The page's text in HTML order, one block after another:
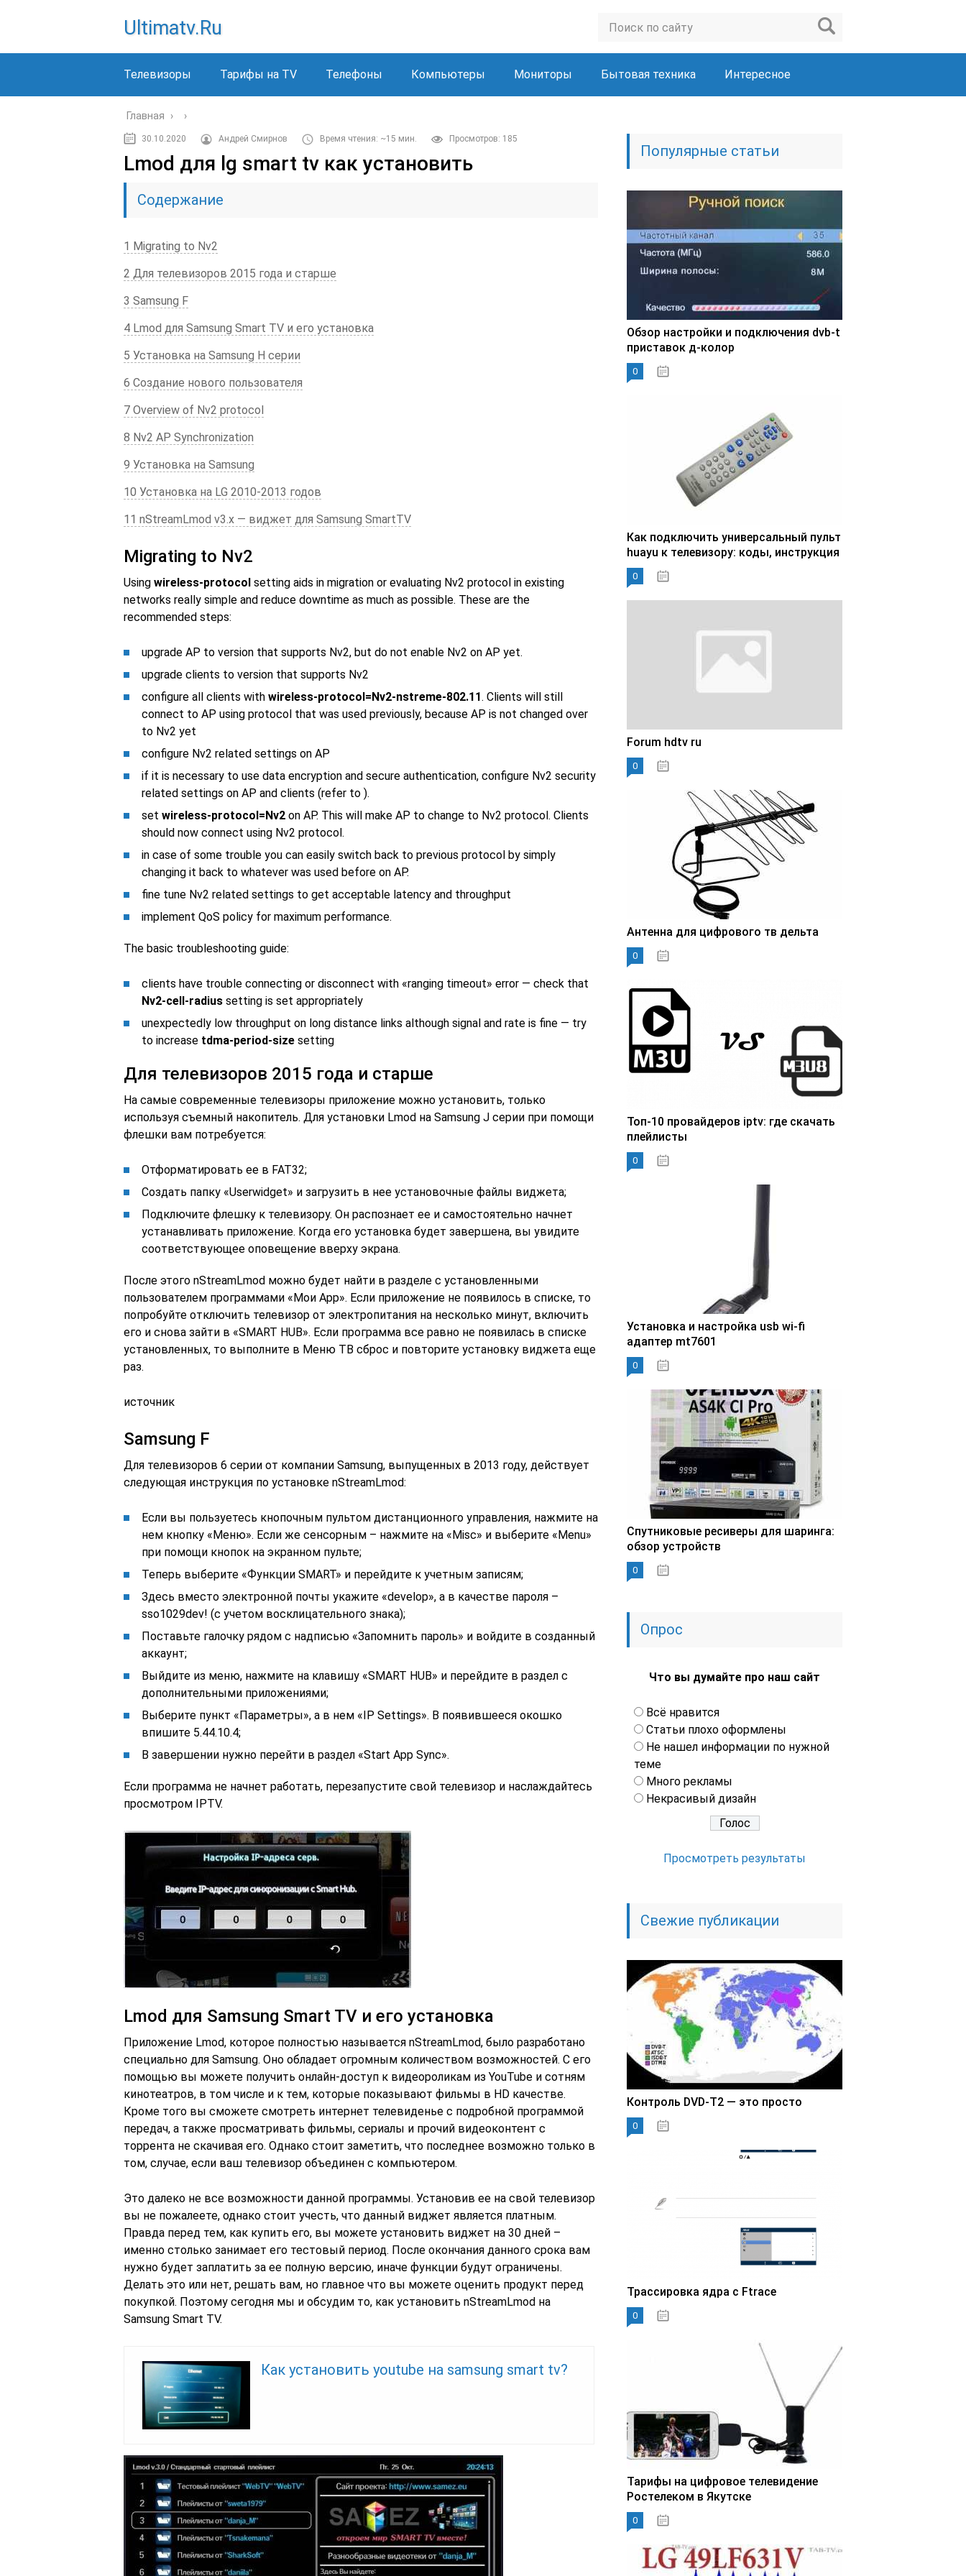
Ultimatv.ru
Телевизоры Тарифы на TV Телефоны Компьютеры Мониторы Бытовая техника Интересное
Главная › ›
30.10.2020 Андрей Смирнов Время чтения: ~15 мин. Просмотров: 185
Lmod для lg smart tv как установить
Содержание
1 Migrating to Nv2
2 Для телевизоров 2015 года и старше
3 Samsung F
4 Lmod для Samsung Smart TV и его установка
5 Установка на Samsung Н серии
6 Создание нового пользователя
7 Overview of Nv2 protocol
8 Nv2 AP Synchronization
9 Установка на Samsung
10 Установка на LG 2010-2013 годов
11 nStreamLmod v3.x — виджет для Samsung SmartTV
Migrating to Nv2
Using wireless-protocol setting aids in migration or evaluating Nv2 protocol in existing
networks really simple and reduce downtime as much as possible. These are the
recommended steps:
upgrade AP to version that supports Nv2, but do not enable Nv2 on AP yet.
upgrade clients to version that supports Nv2
configure all clients with wireless-protocol=Nv2-nstreme-802.11. Clients will still
connect to AP using protocol that was used previously, because AP is not changed over
to Nv2 yet
configure Nv2 related settings on AP
if it is necessary to use data encryption and secure authentication, configure Nv2 security
related settings on AP and clients (refer to ).
set wireless-protocol=Nv2 on AP. This will make AP to change to Nv2 protocol. Clients
should now connect using Nv2 protocol.
in case of some trouble you can easily switch back to previous protocol by simply
changing it back to whatever was used before on AP.
fine tune Nv2 related settings to get acceptable latency and throughput
implement QoS policy for maximum performance.
The basic troubleshooting guide:
clients have trouble connecting or disconnect with «ranging timeout» error — check that
Nv2-cell-radius setting is set appropriately
unexpectedly low throughput on long distance links although signal and rate is fine — try
to increase tdma-period-size setting
Для телевизоров 2015 года и старше
На самые современные телевизоры приложение можно установить, только
используя съемный накопитель. Для установки Lmod на Samsung J серии при помощи
флешки вам потребуется:
Отформатировать ее в FAT32;
Создать папку «Userwidget» и загрузить в нее установочные файлы виджета;
Подключите флешку к телевизору. Он распознает ее и самостоятельно начнет
устанавливать приложение. Когда его установка будет завершена, вы увидите
соответствующее оповещение вверху экрана.
После этого nStreamLmod можно будет найти в разделе с установленными
пользователем программами «Мои App». Если приложение не появилось в списке, то
попробуйте отключить телевизор от электропитания на несколько минут, включить
его и снова зайти в «SMART HUB». Если программа все равно не появилась в списке
установленных, то выполните в Меню ТВ сброс и повторите установку виджета еще
раз.
источник
Samsung F
Для телевизоров 6 серии от компании Samsung, выпущенных в 2013 году, действует
следующая инструкция по установке nStreamLmod:
Если вы пользуетесь кнопочным пультом дистанционного управления, нажмите на
нем кнопку «Меню». Если же сенсорным – нажмите на «Misc» и выберите «Menu»
при помощи кнопок на экранном пульте;
Теперь выберите «Функции SMART» и перейдите к учетным записям;
Здесь вместо электронной почты укажите «develop», а в качестве пароля –
sso1029dev! (с учетом восклицательного знака);
Поставьте галочку рядом с надписью «Запомнить пароль» и войдите в созданный
аккаунт;
Выйдите из меню, нажмите на клавишу «SMART HUB» и перейдите в раздел с
дополнительными приложениями;
Выберите пункт «Параметры», а в нем «IP Settings». В появившееся окошко
впишите 5.44.10.4;
В завершении нужно перейти в раздел «Start App Sync».
Если программа не начнет работать, перезапустите свой телевизор и наслаждайтесь
просмотром IPTV.
Lmod для Samsung Smart TV и его установка
Приложение Lmod, которое полностью называется nStreamLmod, было разработано
специально для Samsung. Оно обладает огромным количеством возможностей. С его
помощью вы можете получить онлайн-доступ к видеороликам из YouTube и сотням
кинотеатров, в том числе и к тем, которые показывают фильмы в HD качестве.
Кроме того вы сможете смотреть интернет телевиденье с подробной программой
передач, а также просматривать фильмы, сериалы и прочий видеоконтент с
торрента не скачивая его. Однако стоит заметить, что последнее возможно только в
том, случае, если ваш телевизор объединен с компьютером.
Это далеко не все возможности данной программы. Установив ее на свой телевизор
вы не пожалеете, однако стоит учесть, что данный виджет является платным.
Правда перед тем, как купить его, вы можете установить виджет на 30 дней –
именно столько занимает его тестовый период. После окончания данного срока вам
нужно будет заплатить за ее полную версию, иначе функции будут ограничены.
Делать это или нет, решать вам, но главное что вы можете оценить продукт перед
покупкой. Поэтому сегодня мы и обсудим то, как установить nStreamLmod на
Samsung Smart TV.
Как установить youtube на samsung smart tv?
Популярные статьи
Обзор настройки и подключения dvb-t
приставок д-колор
0
Как подключить универсальный пульт
huayu к телевизору: коды, инструкция
0
Forum hdtv ru
0
Антенна для цифрового тв дельта
0
Топ-10 провайдеров iptv: где скачать
плейлисты
0
Установка и настройка usb wi-fi
адаптер mt7601
0
Спутниковые ресиверы для шаринга:
обзор устройств
0
Опрос
Что вы думайте про наш сайт
Всё нравится
Статьи плохо оформлены
Не нашел информации по нужной
теме
Много рекламы
Некрасивый дизайн
Просмотреть результаты
Свежие публикации
Контроль DVD-T2 — это просто
0
Трассировка ядра с Ftrace
0
Тарифы на цифровое телевидение
Ростелеком в Якутске
0